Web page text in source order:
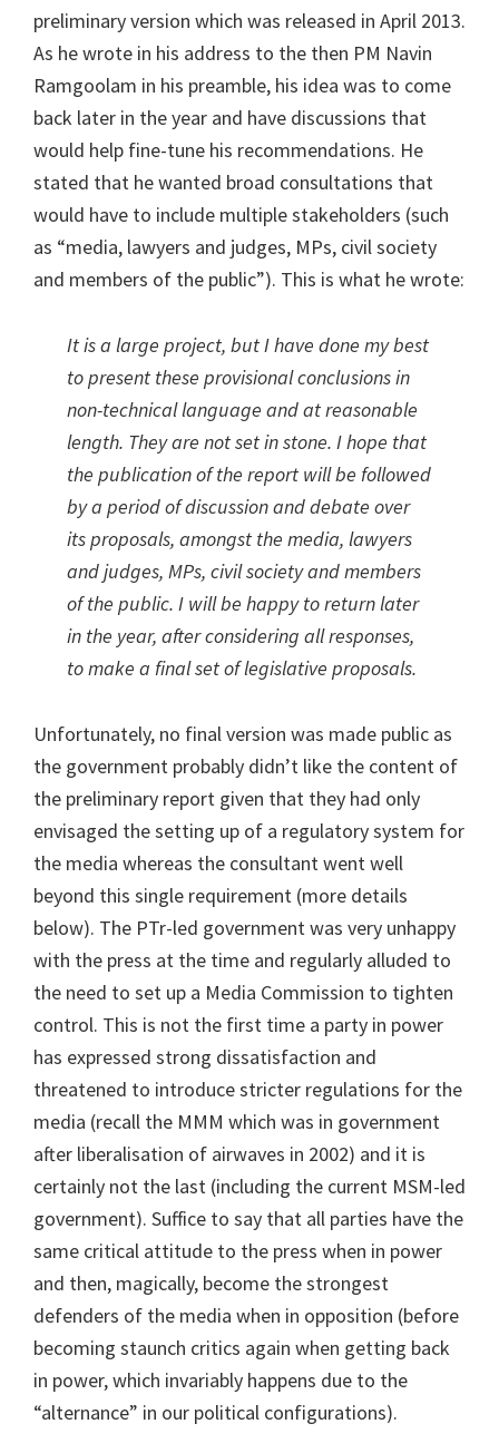
preliminary version which was released in April 2013.
As he wrote in his address to the then PM Navin
Ramgoolam in his preamble, his idea was to come
back later in the year and have discussions that
would help fine-tune his recommendations. He
stated that he wanted broad consultations that
would have to include multiple stakeholders (such
as “media, lawyers and judges, MPs, civil society
and members of the public”). This is what he wrote:
It is a large project, but I have done my best
to present these provisional conclusions in
non-technical language and at reasonable
length. They are not set in stone. I hope that
the publication of the report will be followed
by a period of discussion and debate over
its proposals, amongst the media, lawyers
and judges, MPs, civil society and members
of the public. I will be happy to return later
in the year, after considering all responses,
to make a final set of legislative proposals.
Unfortunately, no final version was made public as
the government probably didn’t like the content of
the preliminary report given that they had only
envisaged the setting up of a regulatory system for
the media whereas the consultant went well
beyond this single requirement (more details
below). The PTr-led government was very unhappy
with the press at the time and regularly alluded to
the need to set up a Media Commission to tighten
control. This is not the first time a party in power
has expressed strong dissatisfaction and
threatened to introduce stricter regulations for the
media (recall the MMM which was in government
after liberalisation of airwaves in 2002) and it is
certainly not the last (including the current MSM-led
government). Suffice to say that all parties have the
same critical attitude to the press when in power
and then, magically, become the strongest
defenders of the media when in opposition (before
becoming staunch critics again when getting back
in power, which invariably happens due to the
“alternance” in our political configurations).